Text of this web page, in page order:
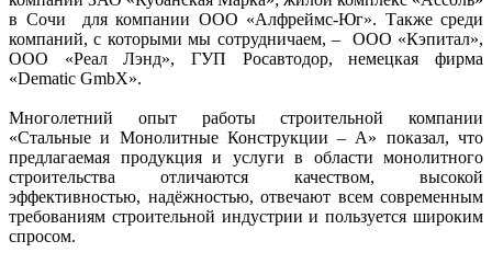
в Сочи для компании ООО «Алфреймс-Юг». Также среди
компаний, с которыми мы сотрудничаем, – ООО «Кэпитал»,
ООО «Реал Лэнд», ГУП Росавтодор, немецкая фирма
«Dematic GmbX».
Многолетний опыт работы строительной компании
«Стальные и Монолитные Конструкции – А» показал, что
предлагаемая продукция и услуги в области монолитного
строительства отличаются качеством, высокой
эффективностью, надёжностью, отвечают всем современным
требованиям строительной индустрии и пользуется широким
спросом.